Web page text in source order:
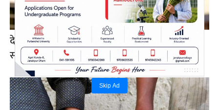
Skip Ad
देउवा र खड्काको पुनरावलोकन निवेदनमा सुनुवाइ गर्न
सर्वोच्चको अनुमति